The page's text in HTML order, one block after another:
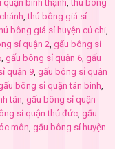
bình thạnh ,thú bông
,thú bông giá sỉ
bông giá sỉ huyện củ chi
sỉ quận 2 gấu bông sỉ
gấu bông sỉ quận 6 gấu
quận 9 gấu bông sỉ quận
bông sỉ quận tân bình
tân gấu bông sỉ quận
sỉ quận thủ đức gấu
môn gấu bông sỉ huyện